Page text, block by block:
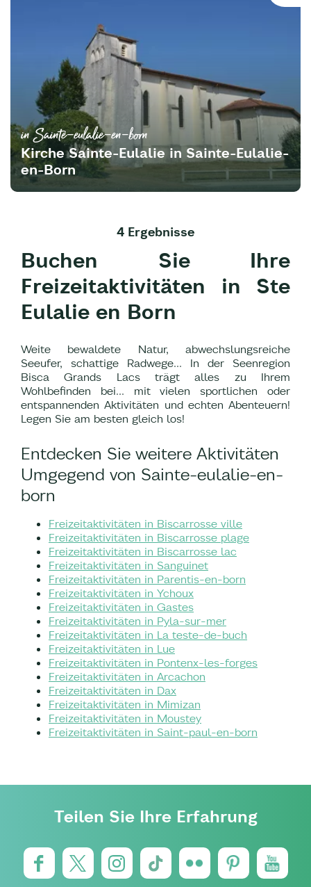
in Sainte-eulalie-en-born
Kirche Sainte-Eulalie in Sainte-Eulalie-
en-Born
4 Ergebnisse
Buchen Sie Ihre
Freizeitaktivitäten in Ste
Eulalie en Born
Weite bewaldete Natur, abwechslungsreiche
Seeufer, schattige Radwege... In der Seenregion
Bisca Grands Lacs trägt alles zu Ihrem
Wohlbefinden bei... mit vielen sportlichen oder
entspannenden Aktivitäten und echten Abenteuern!
Legen Sie am besten gleich los!
Entdecken Sie weitere Aktivitäten
Umgegend von Sainte-eulalie-en-
born
Freizeitaktivitäten in Biscarrosse ville
Freizeitaktivitäten in Biscarrosse plage
Freizeitaktivitäten in Biscarrosse lac
Freizeitaktivitäten in Sanguinet
Freizeitaktivitäten in Parentis-en-born
Freizeitaktivitäten in Ychoux
Freizeitaktivitäten in Gastes
Freizeitaktivitäten in Pyla-sur-mer
Freizeitaktivitäten in La teste-de-buch
Freizeitaktivitäten in Lue
Freizeitaktivitäten in Pontenx-les-forges
Freizeitaktivitäten in Arcachon
Freizeitaktivitäten in Dax
Freizeitaktivitäten in Mimizan
Freizeitaktivitäten in Moustey
Freizeitaktivitäten in Saint-paul-en-born
Teilen Sie Ihre Erfahrung